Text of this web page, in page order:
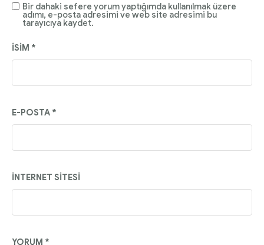
YORUM *
İSIM *
E-POSTA *
İNTERNET SITESI
Bir dahaki sefere yorum yaptığımda kullanılmak üzere
adımı, e-posta adresimi ve web site adresimi bu
tarayıcıya kaydet.